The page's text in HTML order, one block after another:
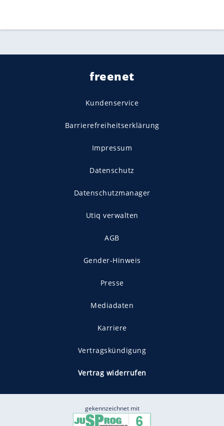
freenet
Kundenservice
Barrierefreiheitserklärung
Impressum
Datenschutz
Datenschutzmanager
Utiq verwalten
AGB
Gender-Hinweis
Presse
Mediadaten
Karriere
Vertragskündigung
Vertrag widerrufen
gekennzeichnet mit